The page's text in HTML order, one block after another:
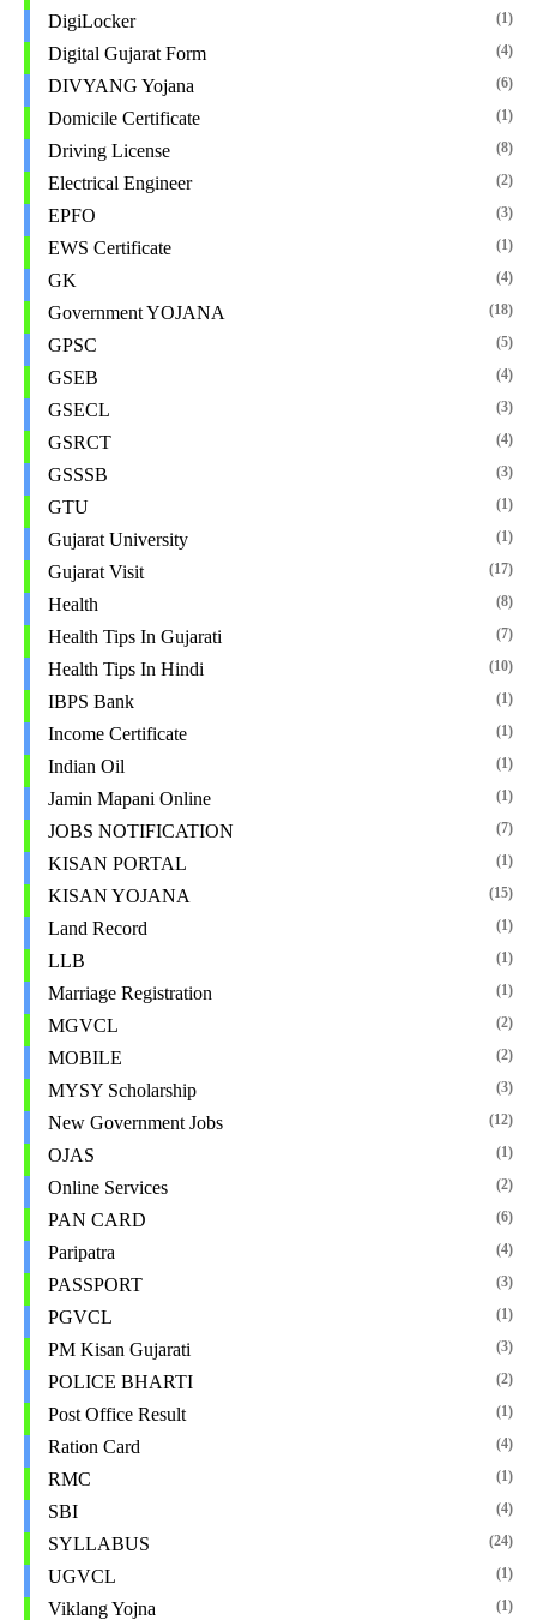
DigiLocker (1)
Digital Gujarat Form (4)
DIVYANG Yojana (6)
Domicile Certificate (1)
Driving License (8)
Electrical Engineer (2)
EPFO (3)
EWS Certificate (1)
GK (4)
Government YOJANA (18)
GPSC (5)
GSEB (4)
GSECL (3)
GSRCT (4)
GSSSB (3)
GTU (1)
Gujarat University (1)
Gujarat Visit (17)
Health (8)
Health Tips In Gujarati (7)
Health Tips In Hindi (10)
IBPS Bank (1)
Income Certificate (1)
Indian Oil (1)
Jamin Mapani Online (1)
JOBS NOTIFICATION (7)
KISAN PORTAL (1)
KISAN YOJANA (15)
Land Record (1)
LLB (1)
Marriage Registration (1)
MGVCL (2)
MOBILE (2)
MYSY Scholarship (3)
New Government Jobs (12)
OJAS (1)
Online Services (2)
PAN CARD (6)
Paripatra (4)
PASSPORT (3)
PGVCL (1)
PM Kisan Gujarati (3)
POLICE BHARTI (2)
Post Office Result (1)
Ration Card (4)
RMC (1)
SBI (4)
SYLLABUS (24)
UGVCL (1)
Viklang Yojna (1)